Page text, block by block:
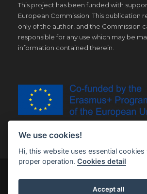
This project has been funded with
European Commission. This publication
only of the author, and the Commission
responsible for any use which may be
information contained therein.
We use cookies!
Hi, this website uses essential cookies
proper operation.Cookies detail
Accept all